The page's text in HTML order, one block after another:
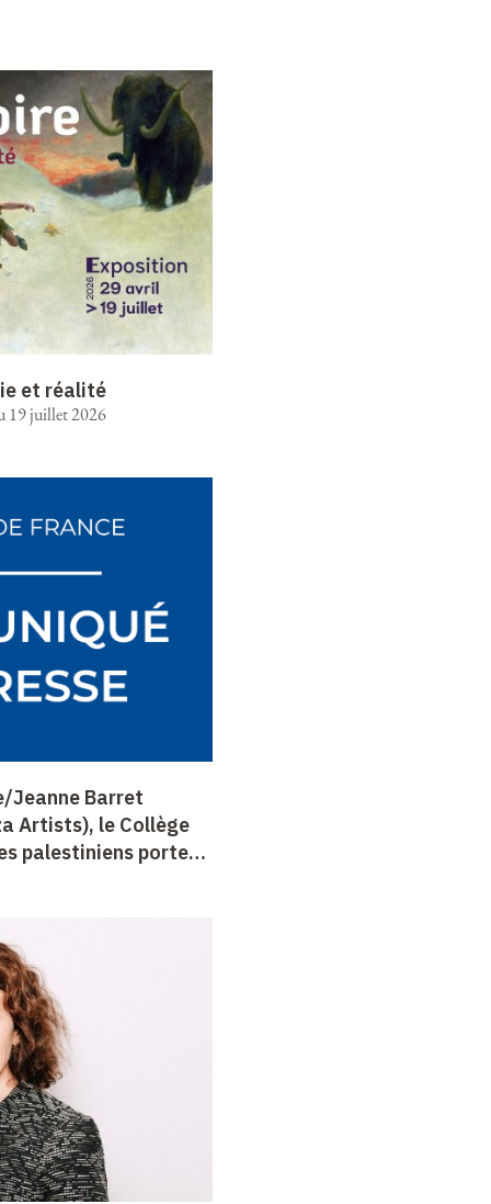
et réalité
19 juillet 2026
Jeanne Barret
Artists), le Collège
palestiniens portent